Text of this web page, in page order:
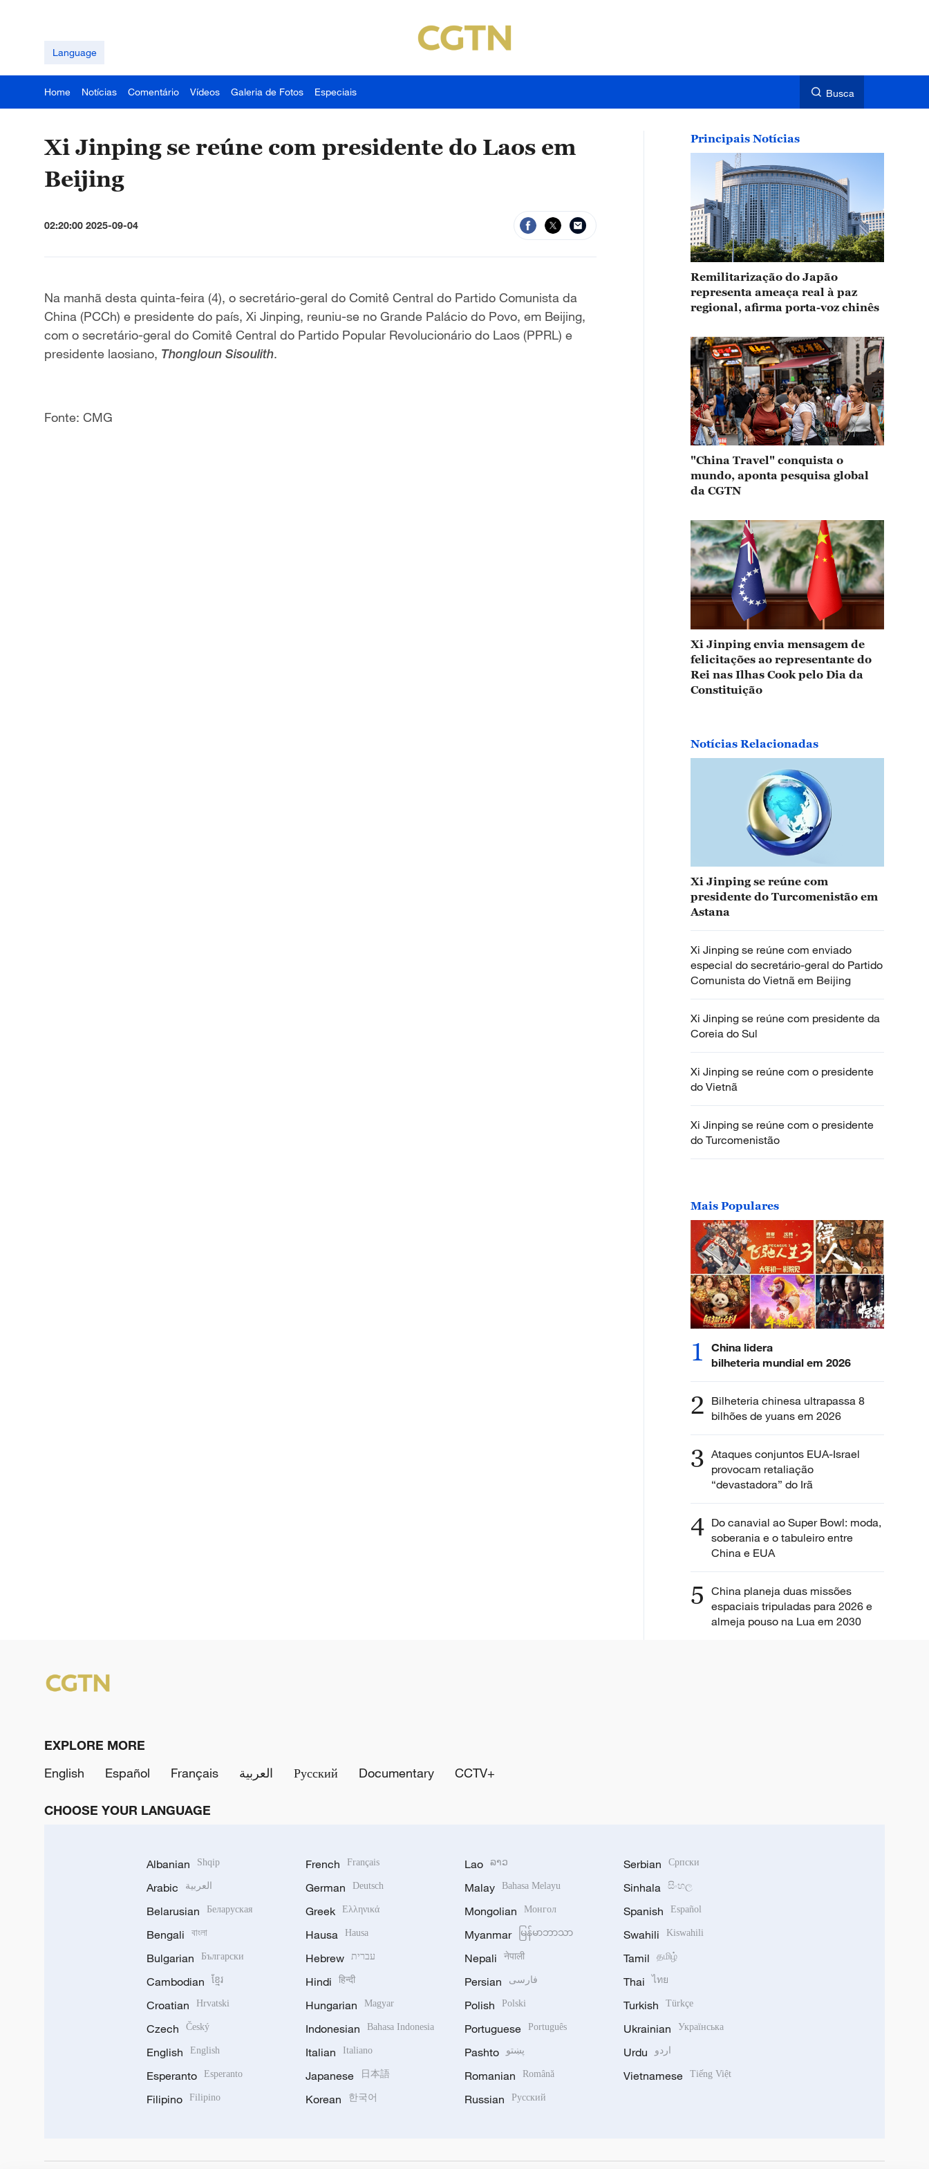
Language
Home Notícias Comentário Vídeos Galeria de Fotos Especiais Busca
Xi Jinping se reúne com presidente do Laos em
Beijing
02:20:00 2025-09-04
Na manhã desta quinta-feira (4), o secretário-geral do Comitê Central do Partido Comunista da
China (PCCh) e presidente do país, Xi Jinping, reuniu-se no Grande Palácio do Povo, em Beijing,
com o secretário-geral do Comitê Central do Partido Popular Revolucionário do Laos (PPRL) e
presidente laosiano, Thongloun Sisoulith.
Fonte: CMG
Principais Notícias
Remilitarização do Japão
representa ameaça real à paz
regional, afirma porta-voz chinês
"China Travel" conquista o
mundo, aponta pesquisa global
da CGTN
Xi Jinping envia mensagem de
felicitações ao representante do
Rei nas Ilhas Cook pelo Dia da
Constituição
Notícias Relacionadas
Xi Jinping se reúne com
presidente do Turcomenistão em
Astana
Xi Jinping se reúne com enviado
especial do secretário-geral do Partido
Comunista do Vietnã em Beijing
Xi Jinping se reúne com presidente da
Coreia do Sul
Xi Jinping se reúne com o presidente
do Vietnã
Xi Jinping se reúne com o presidente
do Turcomenistão
Mais Populares
1
China lidera
bilheteria mundial em 2026
2 Bilheteria chinesa ultrapassa 8
bilhões de yuans em 2026
3 Ataques conjuntos EUA-Israel
provocam retaliação
“devastadora” do Irã
4 Do canavial ao Super Bowl: moda,
soberania e o tabuleiro entre
China e EUA
5 China planeja duas missões
espaciais tripuladas para 2026 e
almeja pouso na Lua em 2030
EXPLORE MORE
English
Español Français العربية Русский Documentary CCTV+
CHOOSE YOUR LANGUAGE
Albanian Shqip
Arabic العربية
Belarusian Беларуская
Bengali বাংলা
Bulgarian Български
Cambodian ខ្មែរ
Croatian Hrvatski
Czech Český
English English
Esperanto Esperanto
Filipino Filipino
French Français
German Deutsch
Greek Ελληνικά
Hausa Hausa
Hebrew עברית
Hindi हिन्दी
Hungarian Magyar
Indonesian Bahasa Indonesia
Italian Italiano
Japanese 日本語
Korean 한국어
Lao ລາວ
Malay Bahasa Melayu
Mongolian Монгол
Myanmar မြန်မာဘာသာ
Nepali नेपाली
Persian فارسی
Polish Polski
Portuguese Português
Pashto پښتو
Romanian Română
Russian Русский
Serbian Српски
Sinhala සිංහල
Spanish Español
Swahili Kiswahili
Tamil தமிழ்
Thai ไทย
Turkish Türkçe
Ukrainian Українська
Urdu اردو
Vietnamese Tiếng Việt